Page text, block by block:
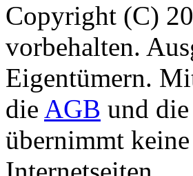
Copyright (C)
vorbehalten.
Eigentümern.
die AGB und die
übernimmt